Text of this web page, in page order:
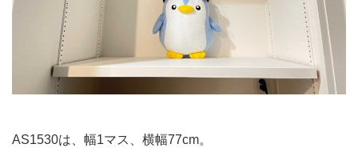
AS1530は、幅1マス、横幅77cm。